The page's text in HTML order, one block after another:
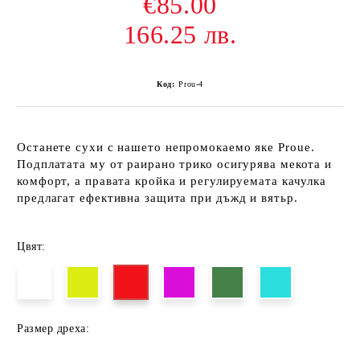
166.25 лв.
Код: Prou-4
Останете сухи с нашето непромокаемо яке Proue.
Подплатата му от раирано трико осигурява мекота и
комфорт, а правата кройка и регулируемата качулка
предлагат ефективна защита при дъжд и вятьр.
Цвят:
Размер дреха: